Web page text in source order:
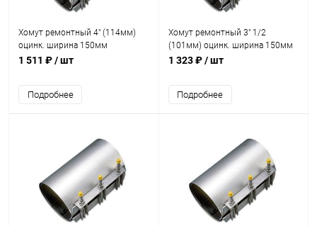
Хомут ремонтный 4" (114мм)
оцинк. ширина 150мм
1 511 ₽/ шт
Подробнее
Хомут ремонтный 3" 1/2
(101мм) оцинк. ширина 150мм
1 323 ₽/ шт
Подробнее